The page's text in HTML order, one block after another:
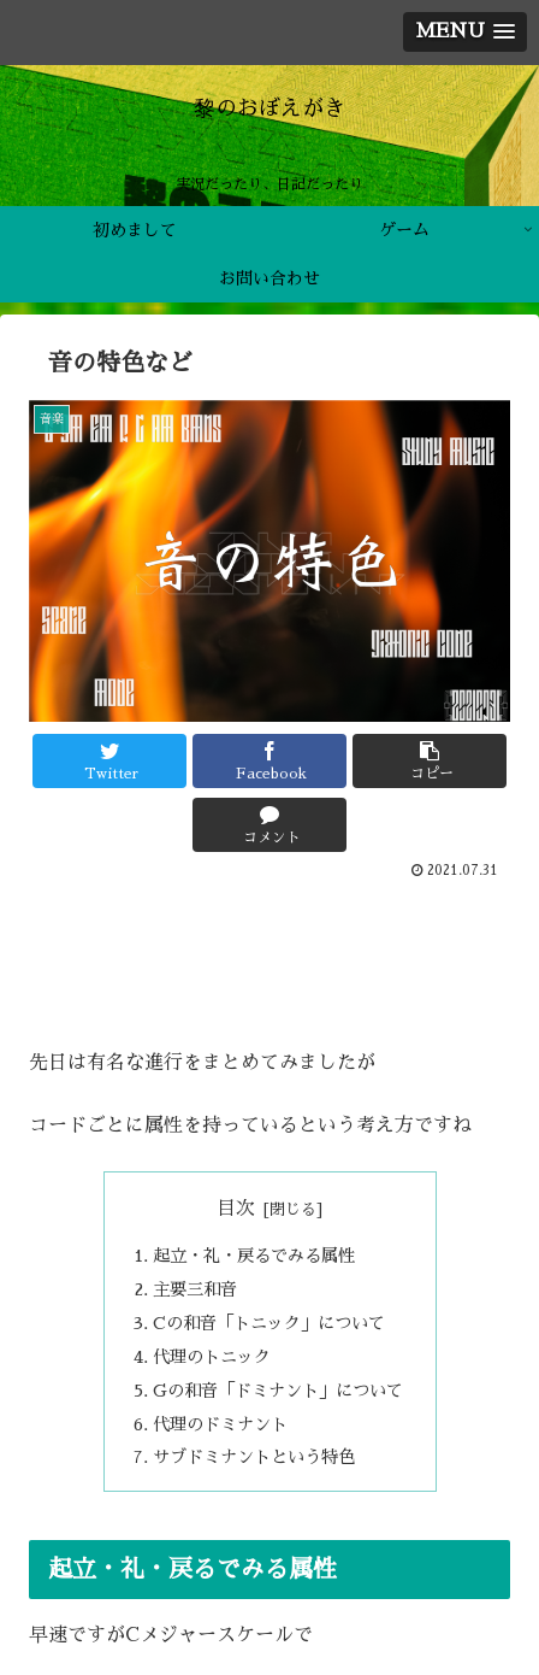
MENU
黎のおぼえがき
実況だったり、日記だったり
初めまして ゲーム
お問い合わせ
音の特色など
音楽
Twitter Facebook コピー
コメント
2021.07.31
先日は有名な進行をまとめてみましたが
コードごとに属性を持っているという考え方ですね
目次
起立・礼・戻るでみる属性
主要三和音
Cの和音「トニック」について
代理のトニック
Gの和音「ドミナント」について
代理のドミナント
サブドミナントという特色
起立・礼・戻るでみる属性
早速ですがCメジャースケールで